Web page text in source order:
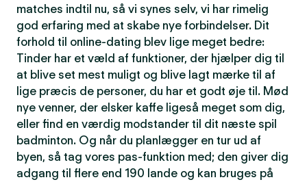
matches indtil nu, så vi synes selv, vi har rimelig
god erfaring med at skabe nye forbindelser. Dit
forhold til online-dating blev lige meget bedre:
Tinder har et væld af funktioner, der hjælper dig til
at blive set mest muligt og blive lagt mærke til af
lige præcis de personer, du har et godt øje til. Mød
nye venner, der elsker kaffe ligeså meget som dig,
eller find en værdig modstander til dit næste spil
badminton. Og når du planlægger en tur ud af
byen, så tag vores pas-funktion med; den giver dig
adgang til flere end 190 lande og kan bruges på